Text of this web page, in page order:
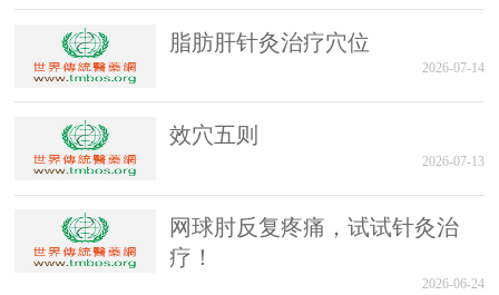
脂肪肝针灸治疗穴位
2026-07-14
效穴五则
2026-07-13
网球肘反复疼痛，试试针灸治
疗！
2026-06-24